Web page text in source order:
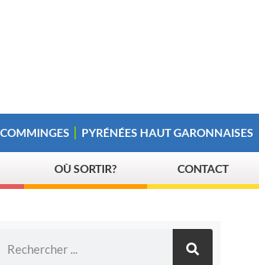
PYRÉNÉES HAUT GARONNAISES
OÙ SORTIR? CONTACT